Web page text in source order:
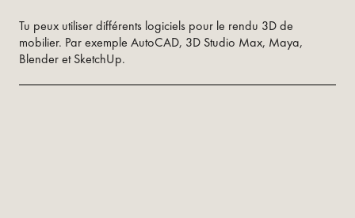
Tu peux utiliser différents logiciels pour le rendu 3D de
mobilier. Par exemple AutoCAD, 3D Studio Max, Maya,
Blender et SketchUp.